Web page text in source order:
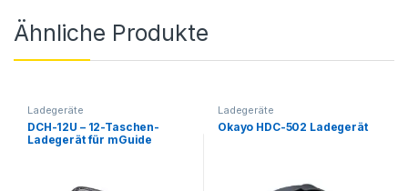
Ähnliche Produkte
Ladegeräte
DCH-12U – 12-Taschen-
Ladegerät für mGuide
Ladegeräte
Okayo HDC-502 Ladegerät